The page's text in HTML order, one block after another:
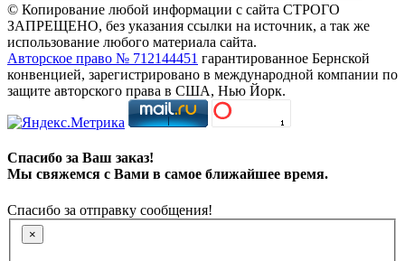
© Копирование любой информации с сайта СТРОГО
ЗАПРЕЩЕНО, без указания ссылки на источник, а так же
использование любого материала сайта.
Авторское право № 712144451 гарантированное Бернской
конвенцией, зарегистрировано в международной компании по
защите авторского права в США, Нью Йорк.
Спасибо за Ваш заказ!
Мы свяжемся с Вами в самое ближайшее время.
Спасибо за отправку сообщения!
×